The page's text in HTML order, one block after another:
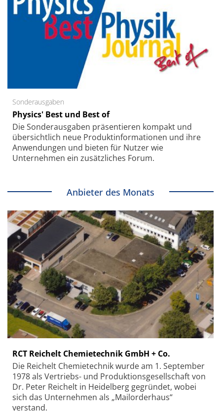
Sonderausgaben
Physics' Best und Best of
Die Sonder­ausgaben präsentieren kompakt und
übersichtlich neue Produkt­informationen und ihre
Anwendungen und bieten für Nutzer wie
Unternehmen ein zusätzliches Forum.
Anbieter des Monats
RCT Reichelt Chemietechnik GmbH + Co.
Die Reichelt Chemietechnik wurde am 1. September
1978 als Vertriebs- und Produktionsgesellschaft von
Dr. Peter Reichelt in Heidelberg gegründet, wobei
sich das Unternehmen als „Mailorderhaus“
verstand.